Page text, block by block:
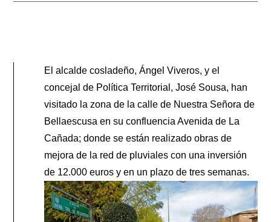
El alcalde cosladeño, Ángel Viveros, y el
concejal de Política Territorial, José Sousa, han
visitado la zona de la calle de Nuestra Señora de
Bellaescusa en su confluencia Avenida de La
Cañada; donde se están realizado obras de
mejora de la red de pluviales con una inversión
de 12.000 euros y en un plazo de tres semanas.